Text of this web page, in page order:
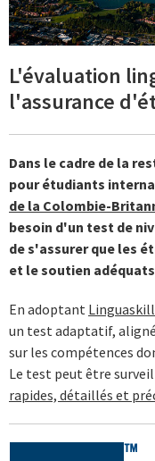
L'évaluation
l'assurance
Dans le cadre de la
pour étudiants
de la Colombie-
besoin d'un test de
de s'assurer que les
et le soutien
En adoptant Linguaskill
un test adaptatif,
sur les compétences
Le test peut être
rapides, détaillés et